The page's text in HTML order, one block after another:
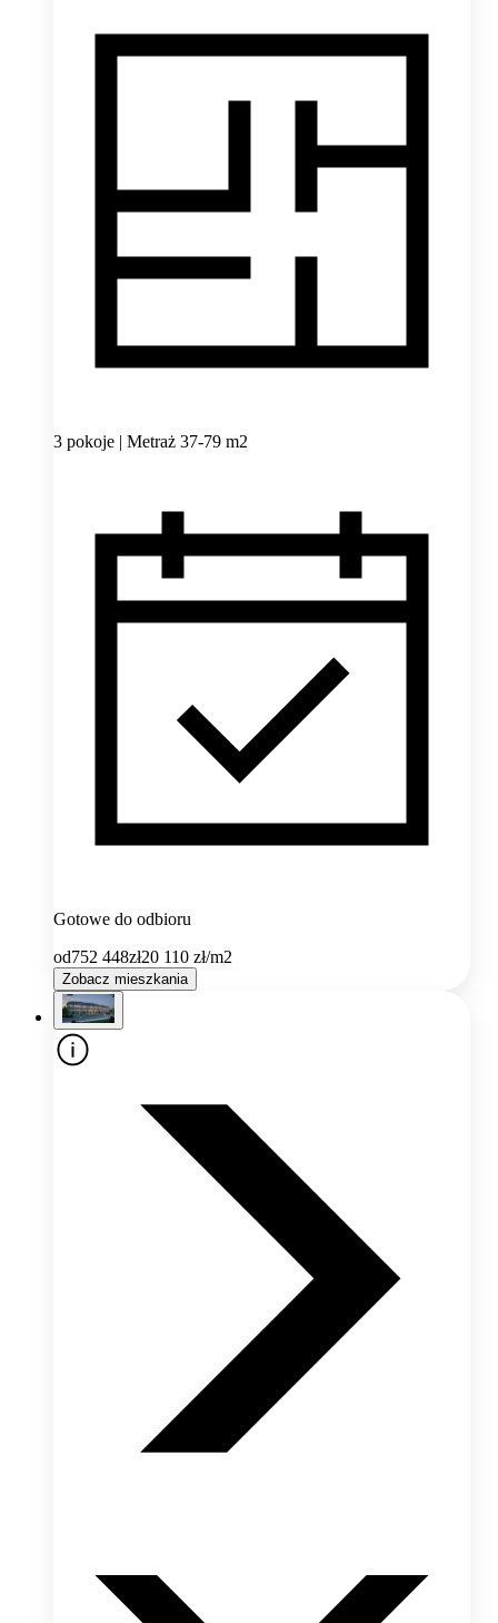
3 pokoje | Metraż 37-79 m2
Gotowe do odbioru
od752 448zł20 110 zł/m2
Zobacz mieszkania